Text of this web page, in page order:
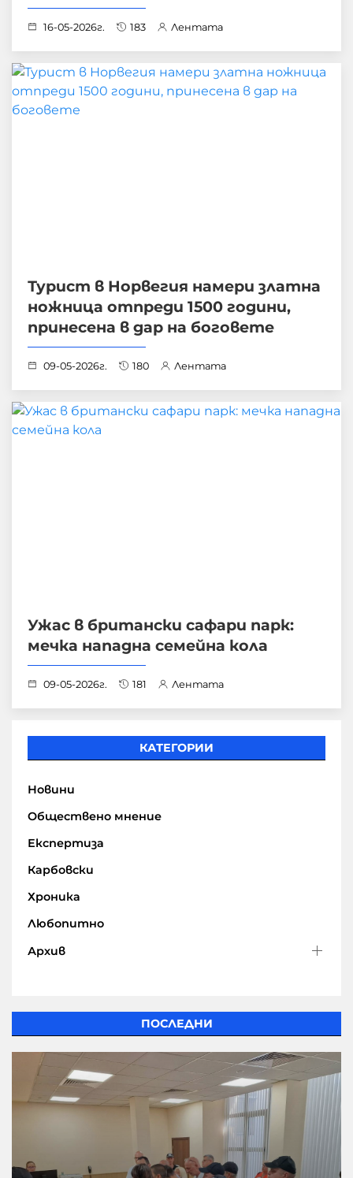
16-05-2026г. 183 Лентата
Турист в Норвегия намери златна
ножница отпреди 1500 години,
принесена в дар на боговете
09-05-2026г. 180 Лентата
Ужас в британски сафари парк:
мечка нападна семейна кола
09-05-2026г. 181 Лентата
КАТЕГОРИИ
Новини
Обществено мнение
Експертиза
Карбовски
Хроника
Любопитно
Архив
ПОСЛЕДНИ